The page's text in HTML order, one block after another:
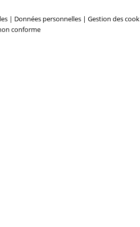
| Données personnelles | Gestion des
conforme